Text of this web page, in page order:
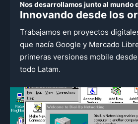
Nos desarrollamos junto al mundo
Innovando desde los
Trabajamos en proyectos
que nacía Google y Mercado
primeras versiones mobile
todo Latam.